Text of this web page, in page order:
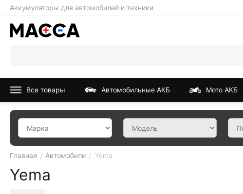
Аккумуляторы для автомобилей и техники
Все товары Автомобильные АКБ Мото АКБ
Главная / Автомобили / Yema
Yema